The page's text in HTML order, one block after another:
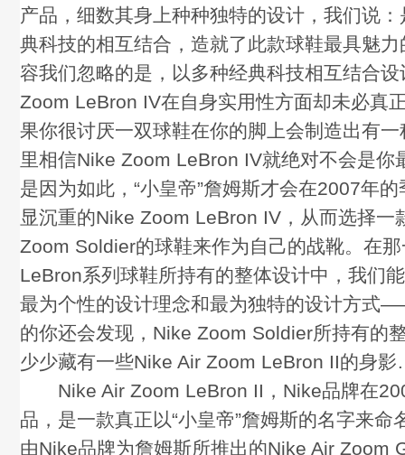
产品，细数其身上种种独特的设计，我们说
典科技的相互结合，造就了此款球鞋最具魅
容我们忽略的是，以多种经典科技相互结合
Zoom LeBron IV在自身实用性方面却未必真
果你很讨厌一双球鞋在你的脚上会制造出有
里相信Nike Zoom LeBron IV就绝对不会是
是因为如此，“小皇帝”詹姆斯才会在2007年
显沉重的Nike Zoom LeBron IV，从而选择一
Zoom Soldier的球鞋来作为自己的战靴。在
LeBron系列球鞋所持有的整体设计中，我们
最为个性的设计理念和最为独特的设计方式
的你还会发现，Nike Zoom Soldier所持有的
少少藏有一些Nike Air Zoom LeBron II的身
Nike Air Zoom LeBron II，Nike品牌在
品，是一款真正以“小皇帝”詹姆斯的名字来命
由Nike品牌为詹姆斯所推出的Nike Air Zoom